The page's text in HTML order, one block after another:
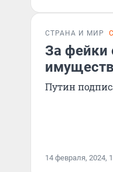
СТРАНА И МИР
За фейки
Путин
14 февраля, 2024,